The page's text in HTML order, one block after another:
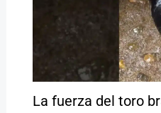
La fuerza del toro